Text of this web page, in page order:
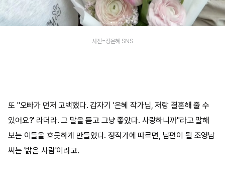
사진=정은혜 SNS
또 "오빠가 먼저 고백했다. 갑자기 '은혜 작가님, 저랑 결혼해 줄 수
있어요?' 라더라. 그 말을 듣고 그냥 좋았다. 사랑하니까"라고 말해
보는 이들을 흐뭇하게 만들었다. 정작가에 따르면, 남편이 될 조영남
씨는 '밝은 사람'이라고.